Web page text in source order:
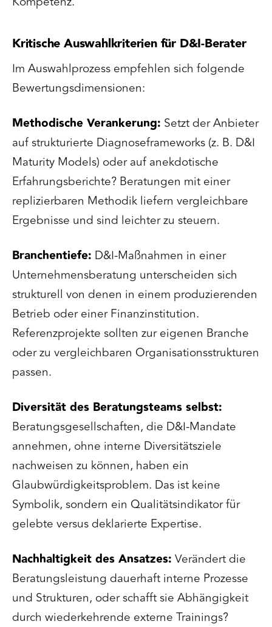
Kritische Auswahlkriterien für D&I-Berater
Im Auswahlprozess empfehlen sich folgende
Bewertungsdimensionen:
Methodische Verankerung: Setzt der Anbieter
auf strukturierte Diagnoseframeworks (z. B. D&I
Maturity Models) oder auf anekdotische
Erfahrungsberichte? Beratungen mit einer
replizierbaren Methodik liefern vergleichbare
Ergebnisse und sind leichter zu steuern.
Branchentiefe: D&I-Maßnahmen in einer
Unternehmensberatung unterscheiden sich
strukturell von denen in einem produzierenden
Betrieb oder einer Finanzinstitution.
Referenzprojekte sollten zur eigenen Branche
oder zu vergleichbaren Organisationsstrukturen
passen.
Diversität des Beratungsteams selbst:
Beratungsgesellschaften, die D&I-Mandate
annehmen, ohne interne Diversitätsziele
nachweisen zu können, haben ein
Glaubwürdigkeitsproblem. Das ist keine
Symbolik, sondern ein Qualitätsindikator für
gelebte versus deklarierte Expertise.
Nachhaltigkeit des Ansatzes: Verändert die
Beratungsleistung dauerhaft interne Prozesse
und Strukturen, oder schafft sie Abhängigkeit
durch wiederkehrende externe Trainings?